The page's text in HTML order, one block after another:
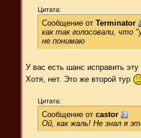
Цитата:
Сообщение от Terminator
как так голосовали, что
не понимаю
У вас есть шанс исправить
Хотя, нет. Это же второй тур
Цитата:
Сообщение от castor
Ой, как жаль! Не знал я